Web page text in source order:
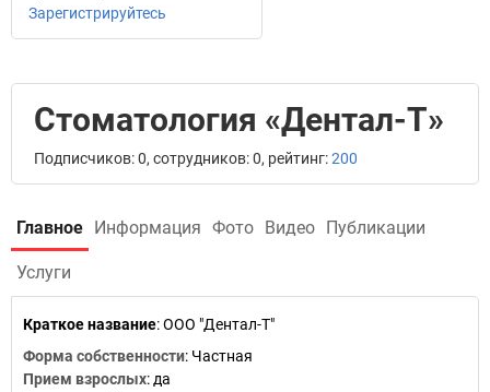
Зарегистрируйтесь
Стоматология «Дентал-Т»
Подписчиков: 0, сотрудников: 0, рейтинг:200
Главное Информация Фото Видео Публикации
Услуги
Краткое название:ООО "Дентал-Т"
Форма собственности: Частная
Прием взрослых: да